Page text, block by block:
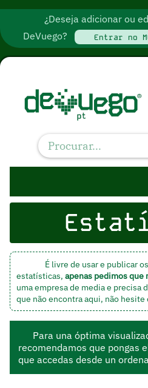
¿Deseja adicionar ou
DeVuego?
Entrar no
É livre de usar e publicar
estatísticas, apenas pedimos que
uma empresa de media e precisa
que não encontra aqui, não hesite
Para una óptima
recomendamos que pongas
que accedas desde un